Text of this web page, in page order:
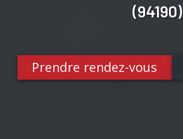
(94190)
Prendre rendez-vous